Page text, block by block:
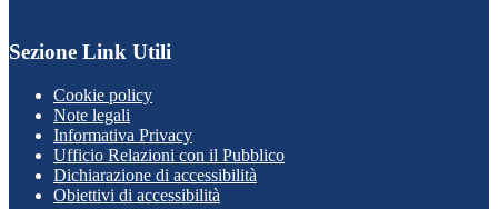
Sezione Link Utili
Cookie policy
Note legali
Informativa Privacy
Ufficio Relazioni con il Pubblico
Dichiarazione di accessibilità
Obiettivi di accessibilità